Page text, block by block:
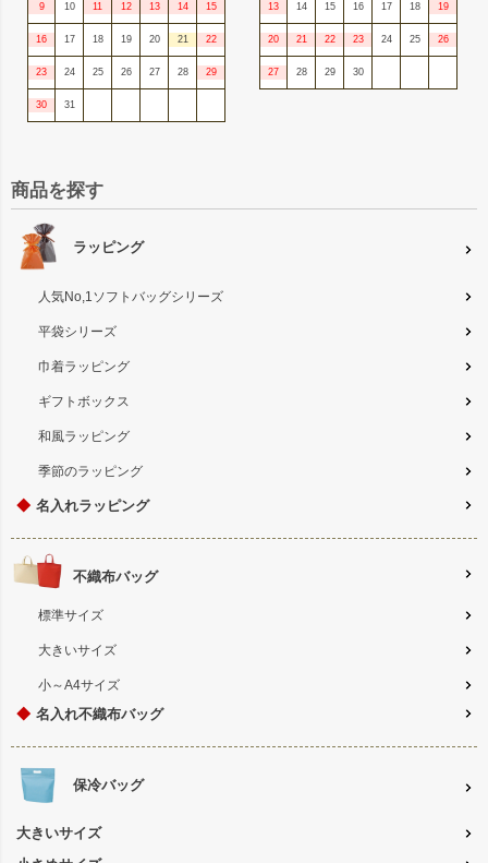
9 10 11 12 13 14 15
16 17 18 19 20 21 22
23 24 25 26 27 28 29
30 31
13 14 15 16 17 18 19
20 21 22 23 24 25 26
27 28 29 30
商品を探す
ラッピング
人気No,1ソフトバッグシリーズ
平袋シリーズ
巾着ラッピング
ギフトボックス
和風ラッピング
季節のラッピング
◆ 名入れラッピング
不織布バッグ
標準サイズ
大きいサイズ
小～A4サイズ
◆ 名入れ不織布バッグ
保冷バッグ
大きいサイズ